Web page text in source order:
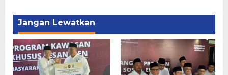
Jangan Lewatkan